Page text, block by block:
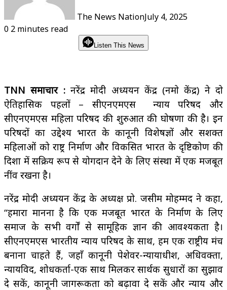
The News NationJuly 4, 2025
0 2 minutes read
Listen This News
TNN समाचार :नरेंद्र मोदी अध्ययन केंद्र (नमो केंद्र) ने दो
ऐतिहासिक पहलों – सीएनएमएस न्याय परिषद और
सीएनएमएस महिला परिषद की शुरुआत की घोषणा की है। इन
परिषदों का उद्देश्य भारत के कानूनी विशेषज्ञों और सशक्त
महिलाओं को राष्ट्र निर्माण और विकसित भारत के दृष्टिकोण की
दिशा में सक्रिय रूप से योगदान देने के लिए संस्था में एक मजबूत
नींव रखना है।
नरेंद्र मोदी अध्ययन केंद्र के अध्यक्ष प्रो. जसीम मोहम्मद ने कहा,
“हमारा मानना ​​है कि एक मजबूत भारत के निर्माण के लिए
समाज के सभी वर्गों से सामूहिक ज्ञान की आवश्यकता है।
सीएनएमएस भारतीय न्याय परिषद के साथ, हम एक राष्ट्रीय मंच
बनाना चाहते हैं, जहाँ कानूनी पेशेवर-न्यायाधीश, अधिवक्ता,
न्यायविद, शोधकर्ता-एक साथ मिलकर सार्थक सुधारों का सुझाव
दे सकें, कानूनी जागरूकता को बढ़ावा दे सकें और न्याय और